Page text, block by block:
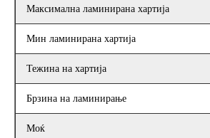
Максимална ламинирана хартија
Мин ламинирана хартија
Тежина на хартија
Брзина на ламинирање
Моќ